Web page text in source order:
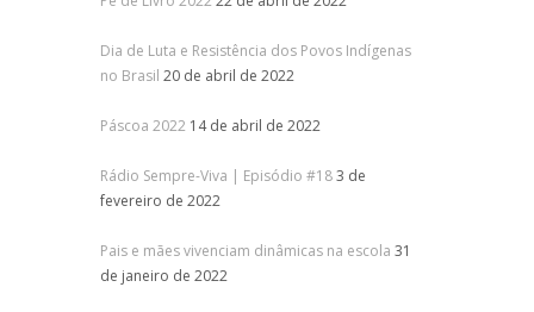
Dia de Luta e Resistência dos Povos Indígenas
no Brasil 20 de abril de 2022
Páscoa 2022 14 de abril de 2022
Rádio Sempre-Viva | Episódio #18 3 de
fevereiro de 2022
Pais e mães vivenciam dinâmicas na escola 31
de janeiro de 2022